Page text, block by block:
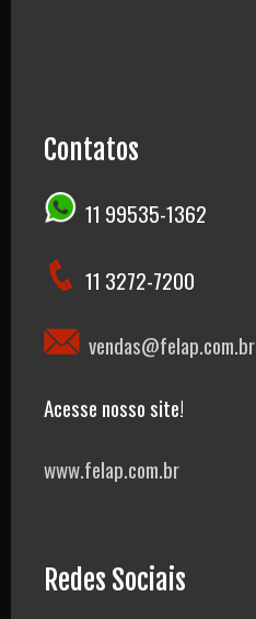
Contatos
11 99535-1362
11 3272-7200
vendas@felap.com.br
Acesse nosso site!
www.felap.com.br
Redes Sociais